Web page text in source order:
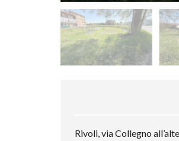
Rivoli, via Collegno